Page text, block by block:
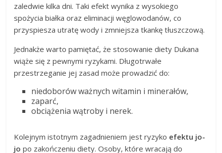
zaledwie kilka dni. Taki efekt wynika z wysokiego
spożycia białka oraz eliminacji węglowodanów, co
przyspiesza utratę wody i zmniejsza tkankę tłuszczową.
Jednakże warto pamiętać, że stosowanie diety Dukana
wiąże się z pewnymi ryzykami. Długotrwałe
przestrzeganie jej zasad może prowadzić do:
niedoborów ważnych witamin i minerałów,
zaparć,
obciążenia wątroby i nerek.
Kolejnym istotnym zagadnieniem jest ryzyko efektu jo-
jo po zakończeniu diety. Osoby, które wracają do